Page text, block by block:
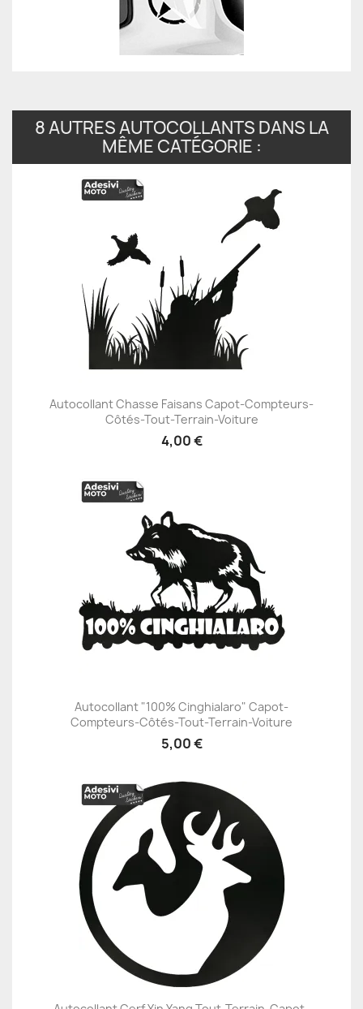
8 AUTRES AUTOCOLLANTS DANS LA
MÊME CATÉGORIE :
Autocollant Chasse Faisans Capot-Compteurs-
Côtés-Tout-Terrain-Voiture
4,00 €
Autocollant "100% Cinghialaro" Capot-
Compteurs-Côtés-Tout-Terrain-Voiture
5,00 €